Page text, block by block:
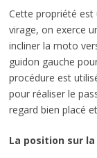
Cette propriété est
virage, on exerce
incliner la moto
guidon gauche
procédure est
pour réaliser le
regard bien placé
La position sur